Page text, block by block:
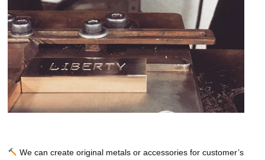
We can create original metals or accessories for customer’s